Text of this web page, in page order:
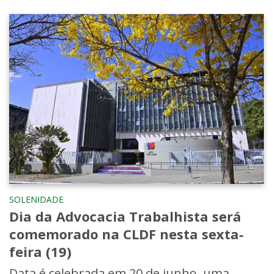
SOLENIDADE
Dia da Advocacia Trabalhista será
comemorado na CLDF nesta sexta-
feira (19)